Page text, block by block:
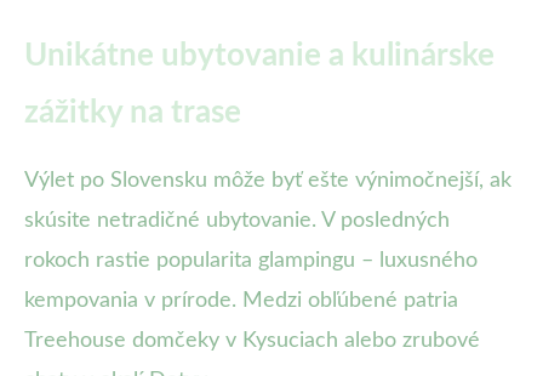
Unikátne ubytovanie a kulinárske
zážitky na trase
Výlet po Slovensku môže byť ešte výnimočnejší, ak
skúsite netradičné ubytovanie. V posledných
rokoch rastie popularita glampingu – luxusného
kempovania v prírode. Medzi obľúbené patria
Treehouse domčeky v Kysuciach alebo zrubové